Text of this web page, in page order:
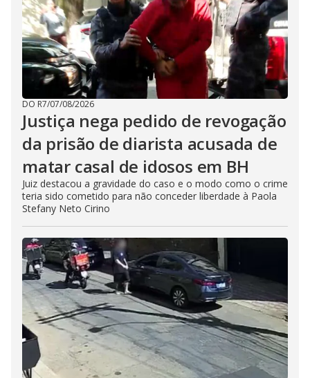
DO R7/07/08/2026
Justiça nega pedido de revogação
da prisão de diarista acusada de
matar casal de idosos em BH
Juiz destacou a gravidade do caso e o modo como o crime
teria sido cometido para não conceder liberdade à Paola
Stefany Neto Cirino